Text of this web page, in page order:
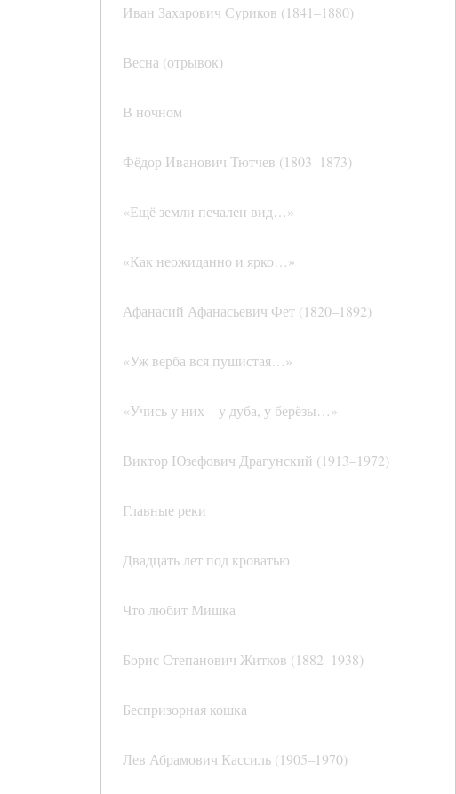
Иван Захарович Суриков (1841–1880)
Весна (отрывок)
В ночном
Фёдор Иванович Тютчев (1803–1873)
«Ещё земли печален вид…»
«Как неожиданно и ярко…»
Афанасий Афанасьевич Фет (1820–1892)
«Уж верба вся пушистая…»
«Учись у них – у дуба, у берёзы…»
Виктор Юзефович Драгунский (1913–1972)
Главные реки
Двадцать лет под кроватью
Что любит Мишка
Борис Степанович Житков (1882–1938)
Беспризорная кошка
Лев Абрамович Кассиль (1905–1970)